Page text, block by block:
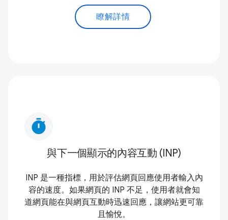
瞭解詳情
timer
與下一個顯示的內容互動 (INP)
INP 是一種指標，用於評估網頁回應使用者輸入內
容的速度。如果網頁的 INP 不足，使用者就會知
道網頁能在與網頁互動時迅速回應，讓網站更可靠
且愉悅。